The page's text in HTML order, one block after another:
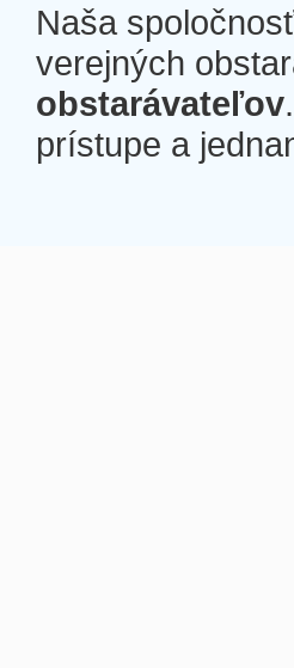
Naša
verejných
obstarávateľov
prístupe a